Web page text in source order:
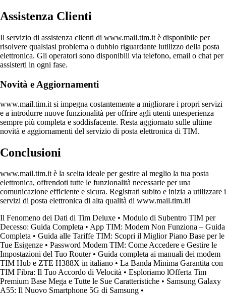
Assistenza Clienti
Il servizio di assistenza clienti di www.mail.tim.it è disponibile per
risolvere qualsiasi problema o dubbio riguardante lutilizzo della posta
elettronica. Gli operatori sono disponibili via telefono, email o chat per
assisterti in ogni fase.
Novità e Aggiornamenti
www.mail.tim.it si impegna costantemente a migliorare i propri servizi
e a introdurre nuove funzionalità per offrire agli utenti unesperienza
sempre più completa e soddisfacente. Resta aggiornato sulle ultime
novità e aggiornamenti del servizio di posta elettronica di TIM.
Conclusioni
www.mail.tim.it è la scelta ideale per gestire al meglio la tua posta
elettronica, offrendoti tutte le funzionalità necessarie per una
comunicazione efficiente e sicura. Registrati subito e inizia a utilizzare i
servizi di posta elettronica di alta qualità di www.mail.tim.it!
Il Fenomeno dei Dati di Tim Deluxe • Modulo di Subentro TIM per
Decesso: Guida Completa • App TIM: Modem Non Funziona – Guida
Completa • Guida alle Tariffe TIM: Scopri il Miglior Piano Base per le
Tue Esigenze • Password Modem TIM: Come Accedere e Gestire le
Impostazioni del Tuo Router• Guida completa ai manuali dei modem
TIM Hub e ZTE H388X in italiano • La Banda Minima Garantita con
TIM Fibra: Il Tuo Accordo di Velocità • Esploriamo lOfferta Tim
Premium Base Mega e Tutte le Sue Caratteristiche • Samsung Galaxy
A55: Il Nuovo Smartphone 5G di Samsung •